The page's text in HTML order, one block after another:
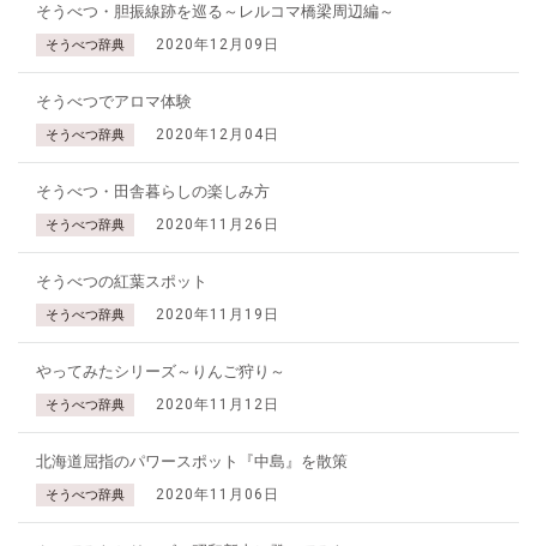
そうべつ・胆振線跡を巡る～レルコマ橋梁周辺編～
そうべつ辞典 2020年12月09日
そうべつでアロマ体験
そうべつ辞典 2020年12月04日
そうべつ・田舎暮らしの楽しみ方
そうべつ辞典 2020年11月26日
そうべつの紅葉スポット
そうべつ辞典 2020年11月19日
やってみたシリーズ～りんご狩り～
そうべつ辞典 2020年11月12日
北海道屈指のパワースポット『中島』を散策
そうべつ辞典 2020年11月06日